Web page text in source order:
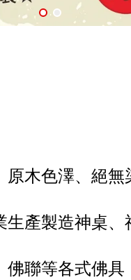
原木色澤、絕無
產製造神桌、
聯等各式佛具